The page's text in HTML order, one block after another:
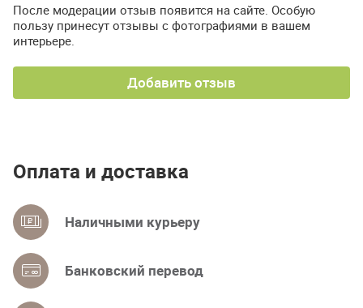
После модерации отзыв появится на сайте. Особую
пользу принесут отзывы с фотографиями в вашем
интерьере.
Добавить отзыв
Оплата и доставка
Наличными курьеру
Банковский перевод